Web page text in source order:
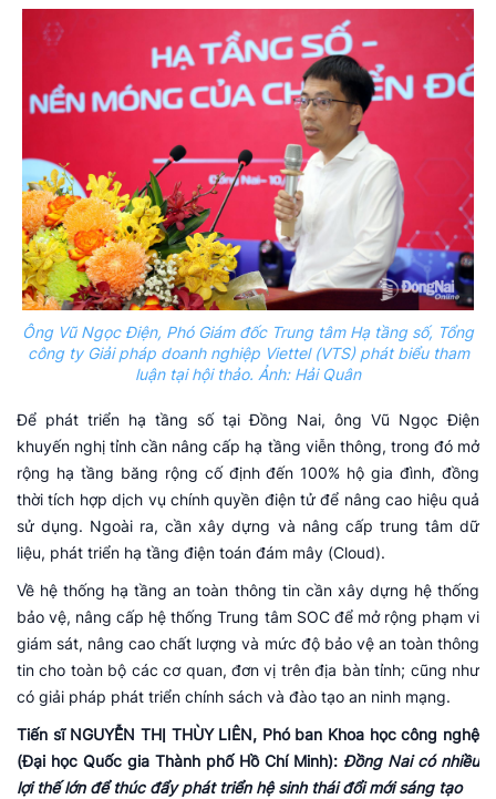
Ông Vũ Ngọc Điện, Phó Giám đốc Trung tâm Hạ tầng số, Tổng
công ty Giải pháp doanh nghiệp Viettel (VTS) phát biểu tham
luận tại hội thảo. Ảnh: Hải Quân
Để phát triển hạ tầng số tại Đồng Nai, ông Vũ Ngọc Điện
khuyến nghị tỉnh cần nâng cấp hạ tầng viễn thông, trong đó mở
rộng hạ tầng băng rộng cố định đến 100% hộ gia đình, đồng
thời tích hợp dịch vụ chính quyền điện tử để nâng cao hiệu quả
sử dụng. Ngoài ra, cần xây dựng và nâng cấp trung tâm dữ
liệu, phát triển hạ tầng điện toán đám mây (Cloud).
Về hệ thống hạ tầng an toàn thông tin cần xây dựng hệ thống
bảo vệ, nâng cấp hệ thống Trung tâm SOC để mở rộng phạm vi
giám sát, nâng cao chất lượng và mức độ bảo vệ an toàn thông
tin cho toàn bộ các cơ quan, đơn vị trên địa bàn tỉnh; cũng như
có giải pháp phát triển chính sách và đào tạo an ninh mạng.
Tiến sĩ NGUYỄN THỊ THÙY LIÊN, Phó ban Khoa học công nghệ
(Đại học Quốc gia Thành phố Hồ Chí Minh): Đồng Nai có nhiều
lợi thế lớn để thúc đẩy phát triển hệ sinh thái đổi mới sáng tạo